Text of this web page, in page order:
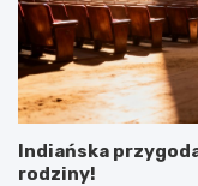
Indiańska
rodziny!